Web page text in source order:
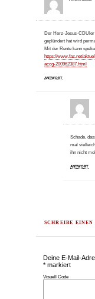
Der Herz-Jesus-CDUler
geplündert hat wird
Mit der Rente kann
https://www.faz.net/
accg-200962387.html
ANTWORT
Schade,
mal
ihn nicht
ANTWORT
SCHREIBE
Deine E-Mail-
*markiert
Visuell Code